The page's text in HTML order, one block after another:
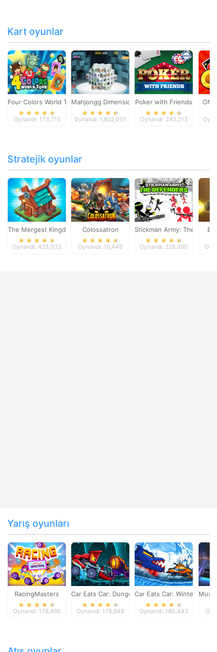
Kart oyunlar
Four Colors World Tour
Oynandı: 173,715
Mahjongg Dimensions
Oynandı: 1,802,001
Poker with Friends
Oynandı: 245,213
Stratejik oyunlar
The Mergest Kingdom
Oynandı: 423,033
Colossatron
Oynandı: 16,446
Stickman Army: The
Oynandı: 228,390
Yarış oyunları
RacingMasters
Oynandı: 178,466
Car Eats Car: Dungeon Adventure
Oynandı: 178,948
Car Eats Car: Winter
Oynandı: 180,443